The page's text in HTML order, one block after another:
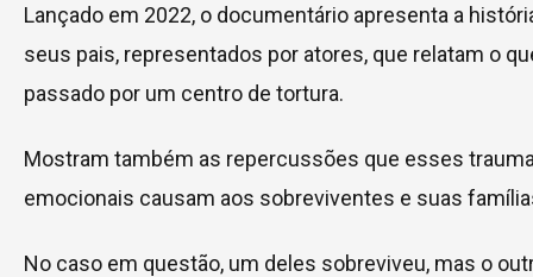
Lançado em 2022, o documentário apresenta a
seus pais, representados por atores, que relatam o
passado por um centro de tortura.
Mostram também as repercussões que esses
emocionais causam aos sobreviventes e suas
No caso em questão, um deles sobreviveu, mas o